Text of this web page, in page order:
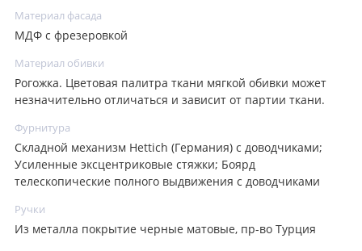
Материал фасада
МДФ с фрезеровкой
Материал обивки
Рогожка. Цветовая палитра ткани мягкой обивки может
незначительно отличаться и зависит от партии ткани.
Фурнитура
Складной механизм Hettich (Германия) с доводчиками;
Усиленные эксцентриковые стяжки; Боярд
телескопические полного выдвижения с доводчиками
Ручки
Из металла покрытие черные матовые, пр-во Турция